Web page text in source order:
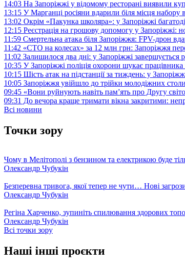
14:03 На Запоріжжі у відомому ресторані виявили
13:15 У Марганці росіяни вдарили біля місця набору
13:02 Окрім «Пакунка школяра»: у Запоріжжі
12:15 Реєстрація на грошову допомогу у Запоріжжі:
11:59 Смертельна атака біля Запоріжжя: FPV-дрон
11:42 «СТО на колесах» за 12 млн грн: Запоріжжя
11:02 Залишилося два дні: у Запоріжжі завершується
10:35 У Запоріжжі поліція охорони шукає
10:15 Шість атак на підстанції за тиждень: у
10:05 Запоріжжя увійшло до трійки молодіжних
09:45 «Вони руйнують навіть пам’ять про Другу
09:31 До вечора краще тримати вікна закритими:
Всі новини
Точки зору
Чому в Мелітополі з бензином та електрикою буде
Олександр Чубукін
Безперевна тривога, якої тепер не чути… Нові
Олександр Чубукін
Регіна Харченко, зупиніть спилювання здорових
Олександр Чубукін
Всі точки зору
Наші інші проєкти